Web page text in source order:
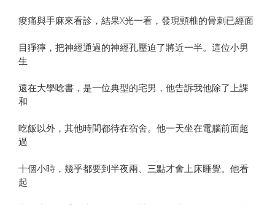
痠痛與手麻來看診，結果X光一看，發現頸椎的骨刺已經面
目猙獰，把神經通過的神經孔壓迫了將近一半。這位小男
生
還在大學唸書，是一位典型的宅男，他告訴我他除了上課
和
吃飯以外，其他時間都待在宿舍。他一天坐在電腦前面超
過
十個小時，幾乎都要到半夜兩、三點才會上床睡覺。他看
起